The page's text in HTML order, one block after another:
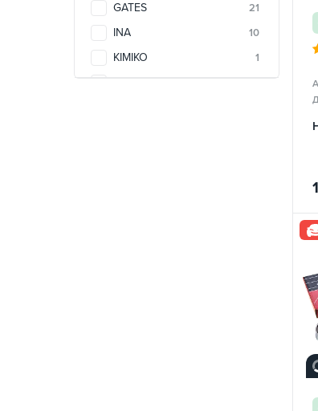
TIGGO 5 1
GATES 21
INA 10
KIMIKO 1
SNR/NTN 10